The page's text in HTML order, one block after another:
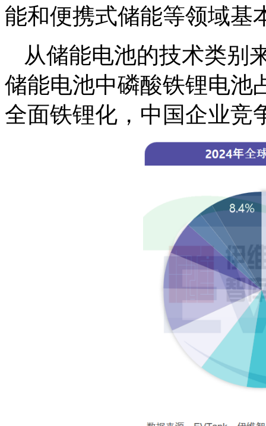
能和便携式储能等领域基
从储能电池的技术类别
储能电池中磷酸铁锂电池
全面铁锂化，中国企业竞